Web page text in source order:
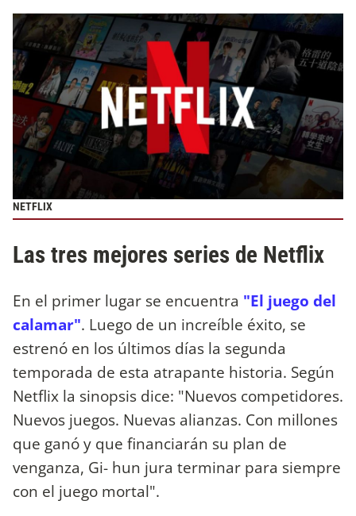
NETFLIX
Las tres mejores series de Netflix
En el primer lugar se encuentra "El juego del
calamar". Luego de un increíble éxito, se
estrenó en los últimos días la segunda
temporada de esta atrapante historia. Según
Netflix la sinopsis dice: "Nuevos competidores.
Nuevos juegos. Nuevas alianzas. Con millones
que ganó y que financiarán su plan de
venganza, Gi- hun jura terminar para siempre
con el juego mortal".